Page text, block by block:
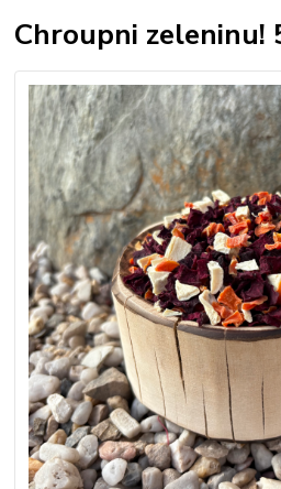
Chroupni zeleninu!